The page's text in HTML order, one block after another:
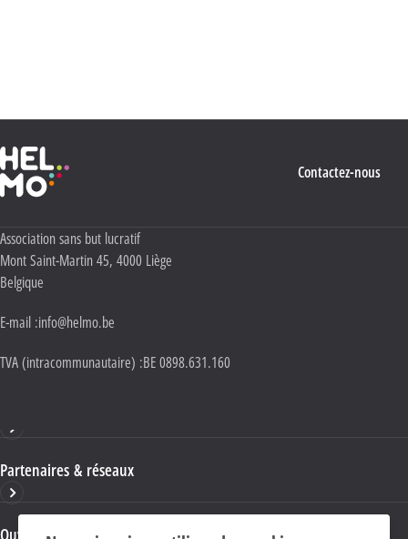
Haute École Libre Mosane
Contactez-nous
Adresse :
Association sans but lucratif
Mont Saint-Martin 45, 4000 Liège
Belgique
E-mail :info@helmo.be
TVA (intracommunautaire) :BE 0898.631.160
Partenaires & réseaux
Ouvrages & publications